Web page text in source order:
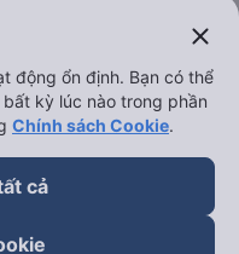
close
động ổn định. Bạn có thể
kỳ lúc nào trong phần
Chính sách Cookie.
cả